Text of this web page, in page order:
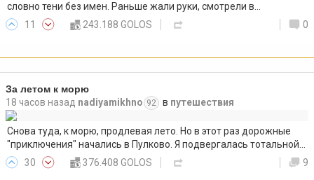
словно тени без имен. Раньше жали руки, смотрели в…
11
243.188 GOLOS 0
За летом к морю
18 часов назад nadiyamikhno 92 в путешествия
Снова туда, к морю, продлевая лето. Но в этот раз дорожные
"приключения" начались в Пулково. Я подвергалась тотальной…
30
376.408 GOLOS 9